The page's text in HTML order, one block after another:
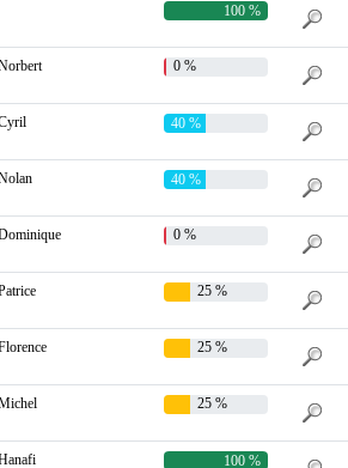
100 %
0 %
40 %
40 %
0 %
25 %
25 %
25 %
100 %